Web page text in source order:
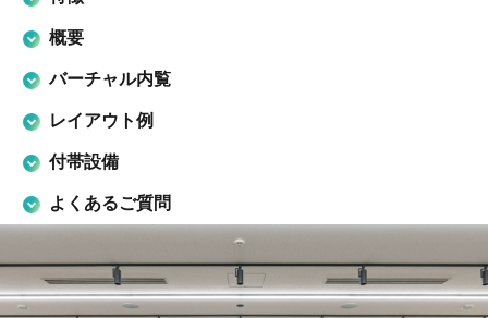
概要
バーチャル内覧
レイアウト例
付帯設備
よくあるご質問